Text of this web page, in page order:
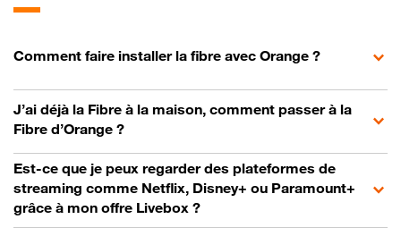
Comment faire installer la fibre avec Orange ?
J’ai déjà la Fibre à la maison, comment passer à la
Fibre d’Orange ?
Est-ce que je peux regarder des plateformes de
streaming comme Netflix, Disney+ ou Paramount+
grâce à mon offre Livebox ?